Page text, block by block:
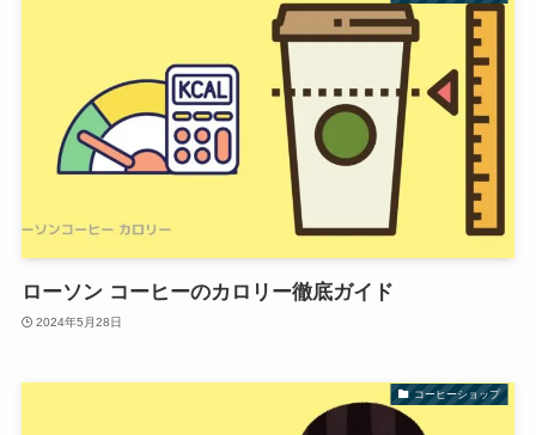
ローソン コーヒーのカロリー徹底ガイド
2024年5月28日
コーヒーショップ